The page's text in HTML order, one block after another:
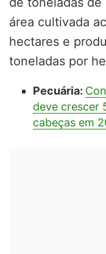
área cultivada
hectares e
toneladas por
Pecuária:
deve crescer
cabeças em